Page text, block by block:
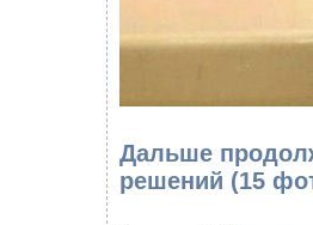
Дальше
решений (15